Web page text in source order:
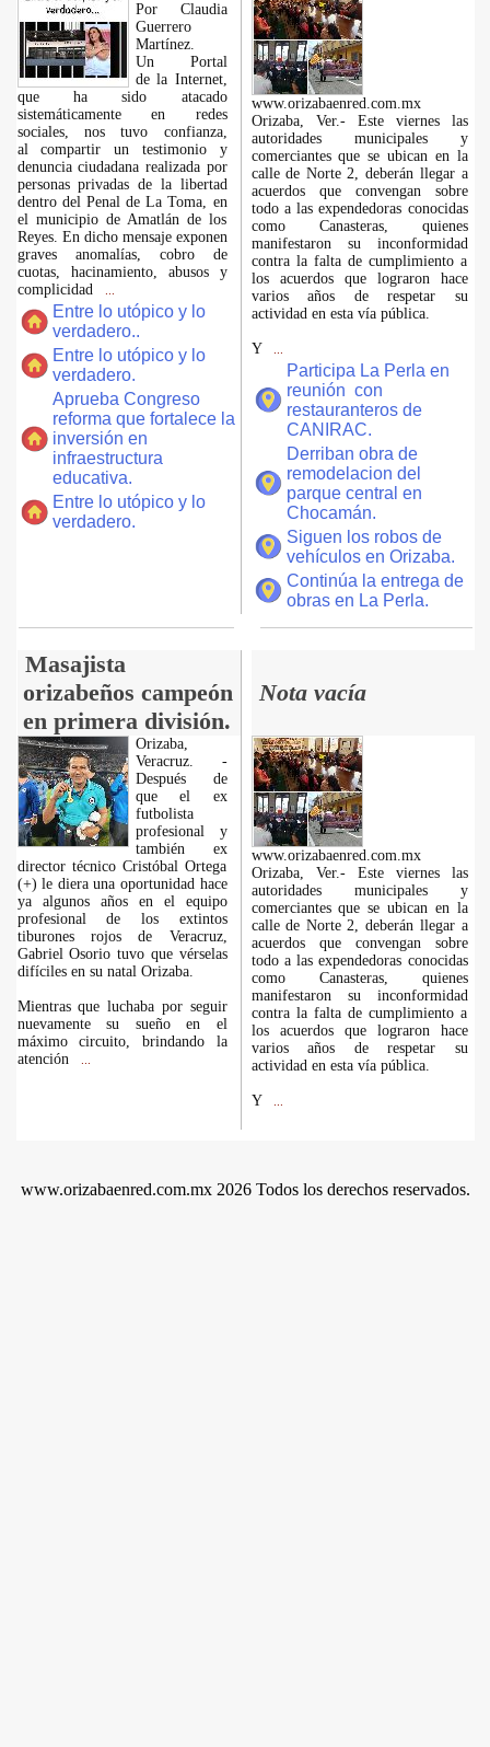
Por Claudia
Guerrero
Martínez.
​Un Portal
de la Internet,
que ha sido atacado
sistemáticamente en redes
sociales, nos tuvo confianza,
al compartir un testimonio y
denuncia ciudadana realizada por
personas privadas de la libertad
dentro del Penal de La Toma, en
el municipio de Amatlán de los
Reyes. En dicho mensaje exponen
graves anomalías, cobro de
cuotas, hacinamiento, abusos y
complicidad
Entre lo utópico y lo
verdadero..
Entre lo utópico y lo
verdadero.
Aprueba Congreso
reforma que fortalece la
inversión en
infraestructura
educativa.
Entre lo utópico y lo
verdadero.
www.orizabaenred.com.mx
Orizaba, Ver.- Este viernes las
autoridades municipales y
comerciantes que se ubican en la
calle de Norte 2, deberán llegar a
acuerdos que convengan sobre
todo a las expendedoras conocidas
como Canasteras, quienes
manifestaron su inconformidad
contra la falta de cumplimiento a
los acuerdos que lograron hace
varios años de respetar su
actividad en esta vía pública.
Y
Participa La Perla en
reunión con
restauranteros de
CANIRAC.
Derriban obra de
remodelacion del
parque central en
Chocamán.
Siguen los robos de
vehículos en Orizaba.
Continúa la entrega de
obras en La Perla.
Masajista
orizabeños campeón
en primera división.
Nota vacía
Orizaba,
Veracruz. -
Después de
que el ex
futbolista
profesional y
también ex
director técnico Cristóbal Ortega
(+) le diera una oportunidad hace
ya algunos años en el equipo
profesional de los extintos
tiburones rojos de Veracruz,
Gabriel Osorio tuvo que vérselas
difíciles en su natal Orizaba.
Mientras que luchaba por seguir
nuevamente su sueño en el
máximo circuito, brindando la
atención
www.orizabaenred.com.mx
Orizaba, Ver.- Este viernes las
autoridades municipales y
comerciantes que se ubican en la
calle de Norte 2, deberán llegar a
acuerdos que convengan sobre
todo a las expendedoras conocidas
como Canasteras, quienes
manifestaron su inconformidad
contra la falta de cumplimiento a
los acuerdos que lograron hace
varios años de respetar su
actividad en esta vía pública.
Y
www.orizabaenred.com.mx 2026 Todos los derechos reservados.